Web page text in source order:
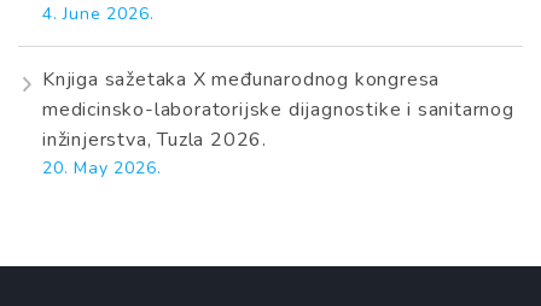
4. June 2026.
Knjiga sažetaka X međunarodnog kongresa
medicinsko-laboratorijske dijagnostike i sanitarnog
inžinjerstva, Tuzla 2026.
20. May 2026.